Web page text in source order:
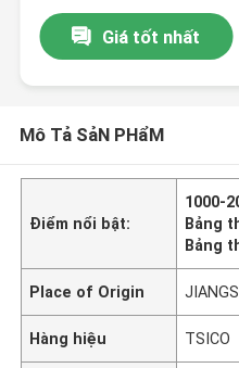
Giá tốt nhất
Mô Tả SảN PHẩM
Điểm nổi bật:
1000-
Bảng
Bảng
Place of Origin
Hàng hiệu TSICO